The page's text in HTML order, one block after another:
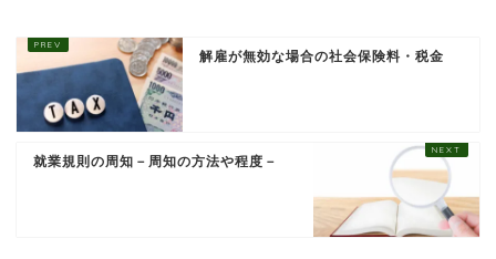
解雇が無効な場合の社会保険料・税金
就業規則の周知－周知の方法や程度－